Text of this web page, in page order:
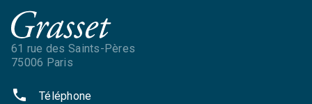
61 rue des Saints-Pères
75006 Paris
phone Téléphone